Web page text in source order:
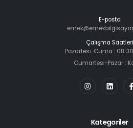
E-posta
Çalışma Saatleri
Pazartesi-Cuma :
Cumartesi-Pazar :
Kategoriler